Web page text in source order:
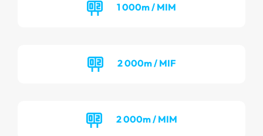
1 000m / MIM
2 000m / MIF
2 000m / MIM